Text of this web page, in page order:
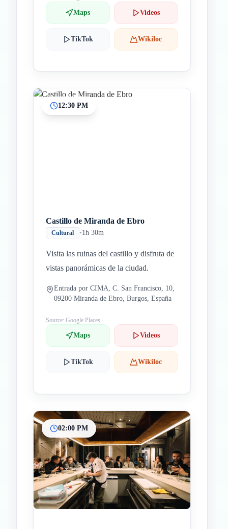
Maps Videos
TikTok Wikiloc
12:30 PM
Castillo de Miranda de Ebro
Cultural •1h 30m
Visita las ruinas del castillo y disfruta de
vistas panorámicas de la ciudad.
Entrada por CIMA, C. San Francisco, 10,
09200 Miranda de Ebro, Burgos, España
Source: Google Places
Maps Videos
TikTok Wikiloc
02:00 PM